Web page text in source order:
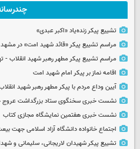
تشییع پیکر زنده‌یاد «اکبر عبدی»
مراسم تشییع پیکر «قائد شهید امت» در مشهد
مراسم تشییع پیکر مطهر رهبر شهید انقلاب -
اقامه نماز بر پیکر امام شهید امت
آیین وداع مردم با پیکر مطهر رهبر شهید
نشست خبری سخنگوی ستاد بزرگداشت عروج
نشست خبری هفتمین نمایشگاه مجازی کتاب
اجتماع خانواده دانشگاه آزاد اسلامی جهت
تشییع پیکر شهیدان لاریجانی، سلیمانی و